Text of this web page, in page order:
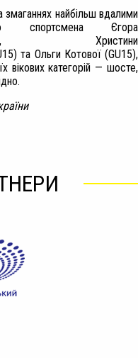
змаганнях найбільш вдалими
спортсмена Єгора
Христини
та Ольги Котової (GU15),
вікових категорій — шосте,